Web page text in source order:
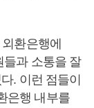
환은행에
들과 소통을 잘
. 이런 점들이
은행 내부를